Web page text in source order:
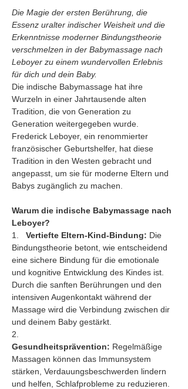
Die Magie der ersten Berührung, die
Essenz uralter indischer Weisheit und die
Erkenntnisse moderner Bindungstheorie
verschmelzen in der Babymassage nach
Leboyer zu einem wundervollen Erlebnis
für dich und dein Baby.
Die indische Babymassage hat ihre
Wurzeln in einer Jahrtausende alten
Tradition, die von Generation zu
Generation weitergegeben wurde.
Frederick Leboyer, ein renommierter
französischer Geburtshelfer, hat diese
Tradition in den Westen gebracht und
angepasst, um sie für moderne Eltern und
Babys zugänglich zu machen.
Warum die indische Babymassage nach
Leboyer?
1. Vertiefte Eltern-Kind-Bindung: Die
Bindungstheorie betont, wie entscheidend
eine sichere Bindung für die emotionale
und kognitive Entwicklung des Kindes ist.
Durch die sanften Berührungen und den
intensiven Augenkontakt während der
Massage wird die Verbindung zwischen dir
und deinem Baby gestärkt.
2.
Gesundheitsprävention: Regelmäßige
Massagen können das Immunsystem
stärken, Verdauungsbeschwerden lindern
und helfen, Schlafprobleme zu reduzieren.